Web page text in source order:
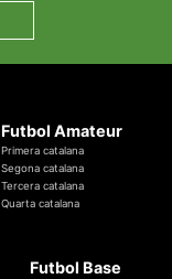
Futbol Amateur
Primera catalana
Segona catalana
Tercera catalana
Quarta catalana
Futbol Base